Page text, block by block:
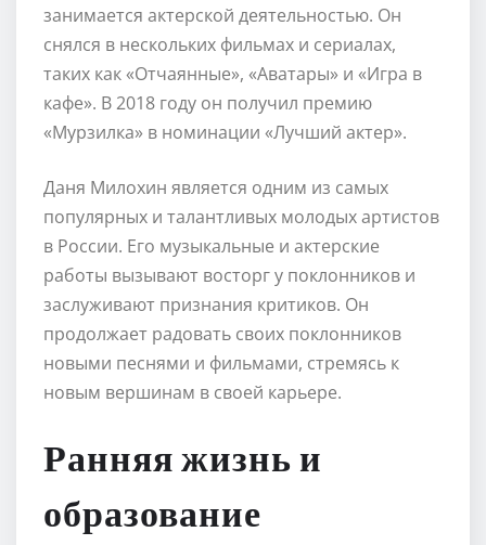
занимается актерской деятельностью. Он
снялся в нескольких фильмах и сериалах,
таких как «Отчаянные», «Аватары» и «Игра в
кафе». В 2018 году он получил премию
«Мурзилка» в номинации «Лучший актер».
Даня Милохин является одним из самых
популярных и талантливых молодых артистов
в России. Его музыкальные и актерские
работы вызывают восторг у поклонников и
заслуживают признания критиков. Он
продолжает радовать своих поклонников
новыми песнями и фильмами, стремясь к
новым вершинам в своей карьере.
Ранняя жизнь и
образование